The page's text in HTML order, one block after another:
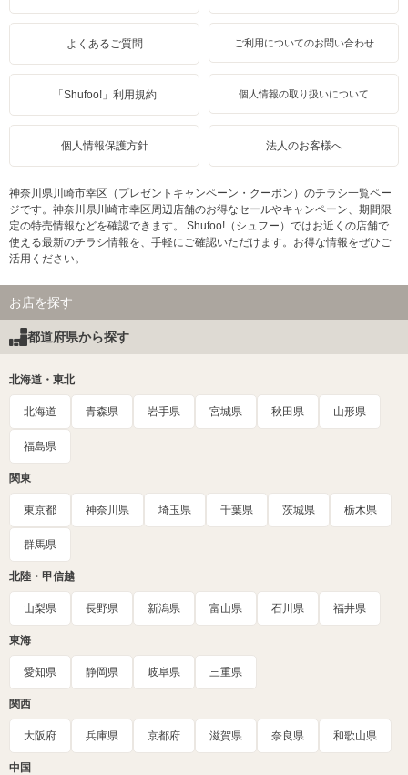
よくあるご質問 ご利用についてのお問い合わせ
「Shufoo!」利用規約 個人情報の取り扱いについて
個人情報保護方針 法人のお客様へ
神奈川県川崎市幸区（プレゼントキャンペーン・クーポン）のチラシ一覧ペー
ジです。神奈川県川崎市幸区周辺店舗のお得なセールやキャンペーン、期間限
定の特売情報などを確認できます。 Shufoo!（シュフー）ではお近くの店舗で
使える最新のチラシ情報を、手軽にご確認いただけます。お得な情報をぜひご
活用ください。
お店を探す
都道府県から探す
北海道・東北
北海道 青森県 岩手県 宮城県 秋田県 山形県
福島県
関東
東京都 神奈川県 埼玉県 千葉県 茨城県 栃木県
群馬県
北陸・甲信越
山梨県 長野県 新潟県 富山県 石川県 福井県
東海
愛知県 静岡県 岐阜県 三重県
関西
大阪府 兵庫県 京都府 滋賀県 奈良県 和歌山県
中国